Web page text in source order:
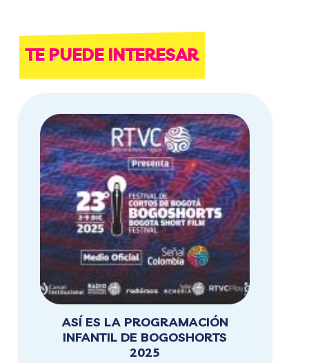
TE PUEDE INTERESAR
ASÍ ES LA PROGRAMACIÓN
INFANTIL DE BOGOSHORTS
2025